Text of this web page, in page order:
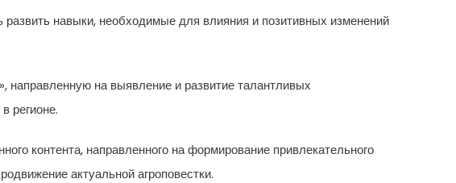
навыки, необходимые для влияния и позитивных изменений
направленную на выявление и развитие талантливых
регионе.
контента, направленного на формирование привлекательного
актуальной агроповестки.